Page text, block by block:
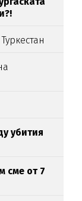
Туркестан
убития
сме от 7